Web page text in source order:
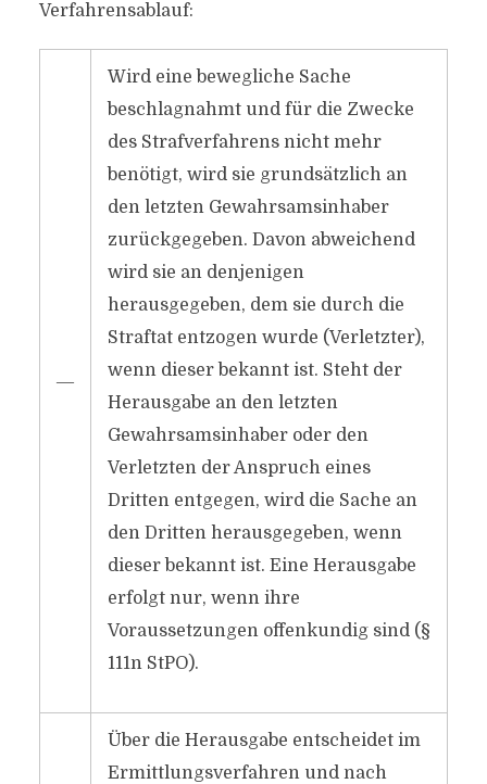
Verfahrensablauf:
―
Wird eine bewegliche Sache
beschlagnahmt und für die Zwecke
des Strafverfahrens nicht mehr
benötigt, wird sie grundsätzlich an
den letzten Gewahrsamsinhaber
zurückgegeben. Davon abweichend
wird sie an denjenigen
herausgegeben, dem sie durch die
Straftat entzogen wurde (Verletzter),
wenn dieser bekannt ist. Steht der
Herausgabe an den letzten
Gewahrsamsinhaber oder den
Verletzten der Anspruch eines
Dritten entgegen, wird die Sache an
den Dritten herausgegeben, wenn
dieser bekannt ist. Eine Herausgabe
erfolgt nur, wenn ihre
Voraussetzungen offenkundig sind (§
111n StPO).
Über die Herausgabe entscheidet im
Ermittlungsverfahren und nach